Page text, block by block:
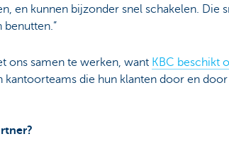
en kunnen bijzonder snel schakelen. Die
ons samen te werken, want KBC beschikt
kantoorteams die hun klanten door en